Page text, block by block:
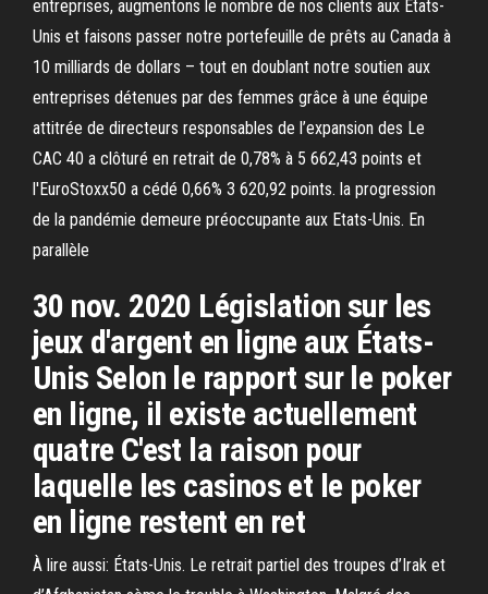
entreprises, augmentons le nombre de nos clients aux États-
Unis et faisons passer notre portefeuille de prêts au Canada à
10 milliards de dollars – tout en doublant notre soutien aux
entreprises détenues par des femmes grâce à une équipe
attitrée de directeurs responsables de l’expansion des Le
CAC 40 a clôturé en retrait de 0,78% à 5 662,43 points et
l'EuroStoxx50 a cédé 0,66% 3 620,92 points. la progression
de la pandémie demeure préoccupante aux Etats-Unis. En
parallèle
30 nov. 2020 Législation sur les
jeux d'argent en ligne aux États-
Unis Selon le rapport sur le poker
en ligne, il existe actuellement
quatre C'est la raison pour
laquelle les casinos et le poker
en ligne restent en ret
À lire aussi: États-Unis. Le retrait partiel des troupes d’Irak et